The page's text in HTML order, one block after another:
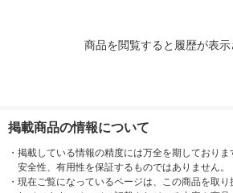
商品を閲覧すると履歴が表示
掲載商品の情報について
・ 掲載している情報の精度には万全を期しておりま
安全性、有用性を保証するものではありません。
・ 現在ご覧になっているページは、この商品を取